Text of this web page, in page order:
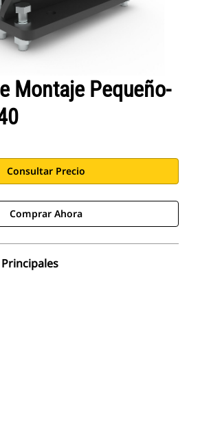
Montaje Pequeño-
Consultar Precio
Comprar Ahora